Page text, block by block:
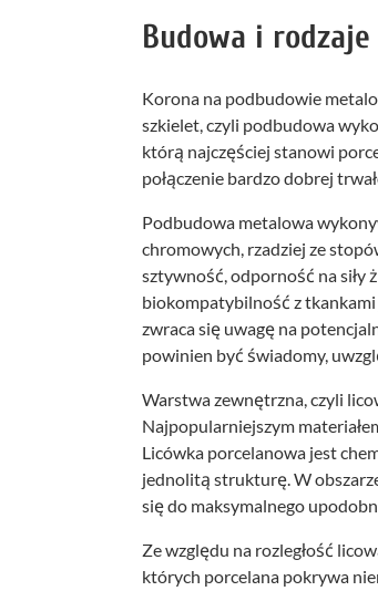
Budowa i
Korona na podbudowie
szkielet, czyli podbudowa
którą najczęściej stanowi
połączenie bardzo dobrej
Podbudowa metalowa
chromowych, rzadziej ze
sztywność, odporność na siły
biokompatybilność z
zwraca się uwagę na
powinien być świadomy,
Warstwa zewnętrzna, czyli
Najpopularniejszym
Licówka porcelanowa jest
jednolitą strukturę. W
się do maksymalnego
Ze względu na rozległość
których porcelana pokrywa